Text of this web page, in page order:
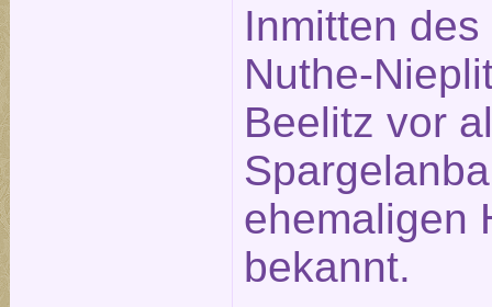
Inmitten
Nuthe-
Beelitz vor
ehemaligen
bekannt.